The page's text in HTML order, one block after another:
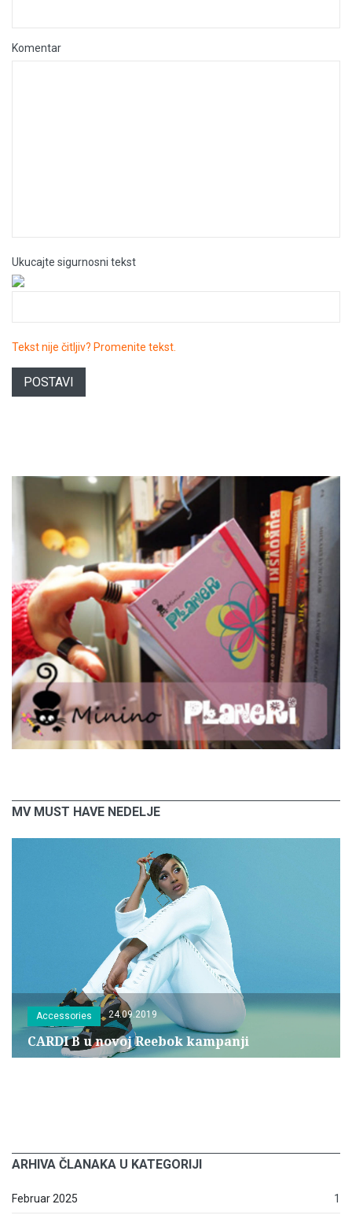
Komentar
Ukucajte sigurnosni tekst
Tekst nije čitljiv? Promenite tekst.
POSTAVI
MV MUST HAVE NEDELJE
Accessories 24.09.2019
CARDI B u novoj Reebok kampanji
ARHIVA ČLANAKA U KATEGORIJI
Februar 2025 1